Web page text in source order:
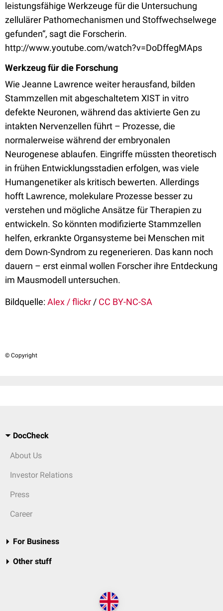
leistungsfähige Werkzeuge für die Untersuchung
zellulärer Pathomechanismen und Stoffwechselwege
gefunden“, sagt die Forscherin.
http://www.youtube.com/watch?v=DoDffegMAps
Werkzeug für die Forschung
Wie Jeanne Lawrence weiter herausfand, bilden
Stammzellen mit abgeschaltetem XIST in vitro
defekte Neuronen, während das aktivierte Gen zu
intakten Nervenzellen führt – Prozesse, die
normalerweise während der embryonalen
Neurogenese ablaufen. Eingriffe müssten theoretisch
in frühen Entwicklungsstadien erfolgen, was viele
Humangenetiker als kritisch bewerten. Allerdings
hofft Lawrence, molekulare Prozesse besser zu
verstehen und mögliche Ansätze für Therapien zu
entwickeln. So könnten modifizierte Stammzellen
helfen, erkrankte Organsysteme bei Menschen mit
dem Down-Syndrom zu regenerieren. Das kann noch
dauern – erst einmal wollen Forscher ihre Entdeckung
im Mausmodell untersuchen.
Bildquelle:Alex / flickr / CC BY-NC-SA
© Copyright
DocCheck
About Us
Investor Relations
Press
Career
For Business
Other stuff